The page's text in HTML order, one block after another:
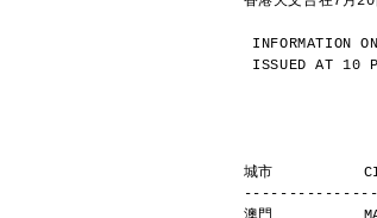
INFORMATION
ISSUED AT 10
城市          CITY